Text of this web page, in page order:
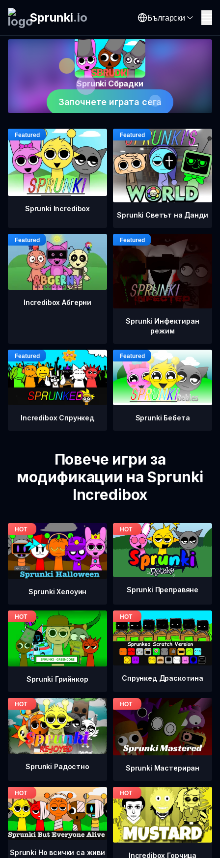
Sprunki.io Български
Sprunki Сбрадки
Започнете играта сега
Sprunki Incredibox
Sprunki Светът на Данди
Incredibox Абгерни
Sprunki Инфектиран
режим
Incredibox Спрункед Sprunki Бебета
Повече игри за
модификации на Sprunki
Incredibox
Sprunki Хелоуин Sprunki Преправяне
Sprunki Грийнкор Спрункед Драскотина
Sprunki Радостно Sprunki Мастериран
Sprunki Но всички са живи Incredibox Горчица